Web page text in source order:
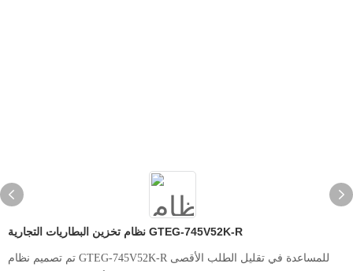
نظام تخزين البطاريات التجارية GTEG-745V52K-R
تم تصميم نظام GTEG-745V52K-R للمساعدة في تقليل الطلب الأقصى